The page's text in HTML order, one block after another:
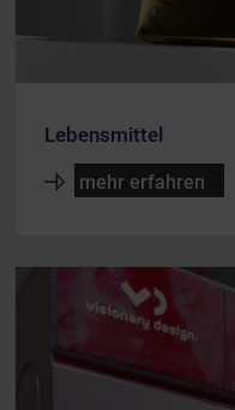
Lebensmittel
mehr erfahren